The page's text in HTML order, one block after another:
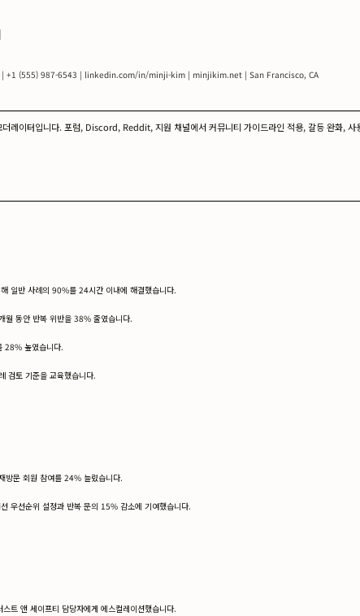
| +1 (555) 987-6543 | linkedin.com/in/minji-kim | minjikim.net | San Francisco, CA
레이터입니다. 포럼, Discord, Reddit, 지원 채널에서 커뮤니티 가이드라인 적용, 갈등 완화,
일반 사례의 90%를 24시간 이내에 해결했습니다.
월 동안 반복 위반을 38% 줄였습니다.
28% 높였습니다.
검토 기준을 교육했습니다.
방문 회원 참여를 24% 늘렸습니다.
우선순위 설정과 반복 문의 15% 감소에 기여했습니다.
트 앤 세이프티 담당자에게 에스컬레이션했습니다.